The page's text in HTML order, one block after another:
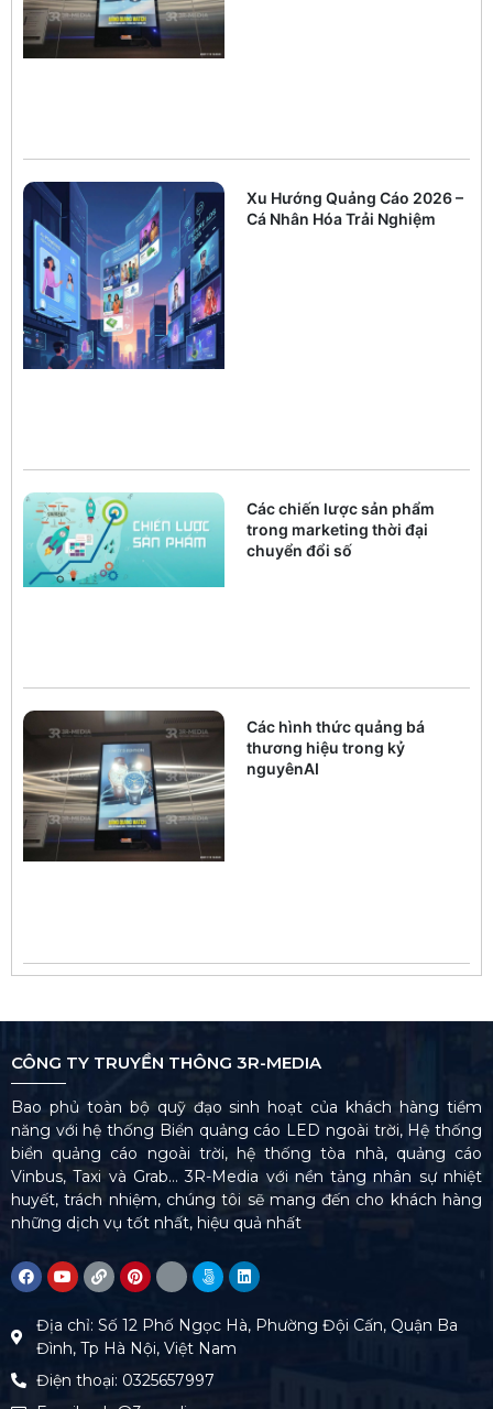
Xu Hướng Quảng Cáo 2026 –
Cá Nhân Hóa Trải Nghiệm
Các chiến lược sản phẩm
trong marketing thời đại
chuyển đổi số
Các hình thức quảng bá
thương hiệu trong kỷ
nguyênAI
CÔNG TY TRUYỀN THÔNG 3R-MEDIA
Bao phủ toàn bộ quỹ đạo sinh hoạt của khách hàng tiềm
năng với hệ thống Biển quảng cáo LED ngoài trời, Hệ thống
biển quảng cáo ngoài trời, hệ thống tòa nhà, quảng cáo
Vinbus, Taxi và Grab… 3R-Media với nền tảng nhân sự nhiệt
huyết, trách nhiệm, chúng tôi sẽ mang đến cho khách hàng
những dịch vụ tốt nhất, hiệu quả nhất
Địa chỉ: Số 12 Phố Ngọc Hà, Phường Đội Cấn, Quận Ba
Đình, Tp Hà Nội, Việt Nam
Điện thoại: 0325657997